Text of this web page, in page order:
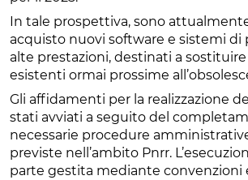
In tale prospettiva, sono
acquisto nuovi software e sistemi di
alte prestazioni, destinati a
esistenti ormai prossime
Gli affidamenti per la realizzazione
stati avviati a seguito del
necessarie procedure
previste nell’ambito Pnrr.
parte gestita mediante convenzioni